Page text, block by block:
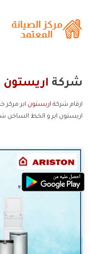
شركة اريستون
ارقام شركة اريستون اير
اريستون اير و الخط الساخن